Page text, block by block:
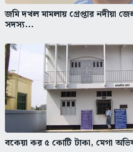
জমি দখল মামলায় গ্রেপ্তার নদীয়া
সদস্য...
বকেয়া কর ৫ কোটি টাকা, মেগা